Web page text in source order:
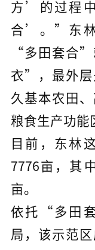
方’的过程
合’。”东林
“多田套合”
衣”，最外层
久基本农田
粮食生产功能
目前，东林
7776亩，其
亩。
依托“多田
局，该示范